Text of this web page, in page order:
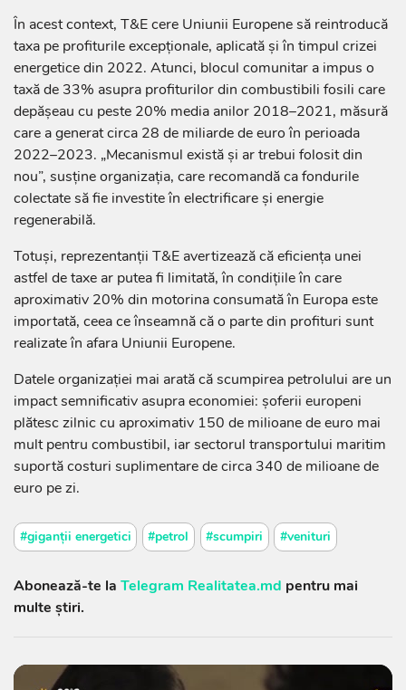
În acest context, T&E cere Uniunii Europene să reintroducă
taxa pe profiturile excepționale, aplicată și în timpul crizei
energetice din 2022. Atunci, blocul comunitar a impus o
taxă de 33% asupra profiturilor din combustibili fosili care
depășeau cu peste 20% media anilor 2018–2021, măsură
care a generat circa 28 de miliarde de euro în perioada
2022–2023. „Mecanismul există și ar trebui folosit din
nou”, susține organizația, care recomandă ca fondurile
colectate să fie investite în electrificare și energie
regenerabilă.
Totuși, reprezentanții T&E avertizează că eficiența unei
astfel de taxe ar putea fi limitată, în condițiile în care
aproximativ 20% din motorina consumată în Europa este
importată, ceea ce înseamnă că o parte din profituri sunt
realizate în afara Uniunii Europene.
Datele organizației mai arată că scumpirea petrolului are un
impact semnificativ asupra economiei: șoferii europeni
plătesc zilnic cu aproximativ 150 de milioane de euro mai
mult pentru combustibil, iar sectorul transportului maritim
suportă costuri suplimentare de circa 340 de milioane de
euro pe zi.
#giganții energetici #petrol #scumpiri #venituri
Abonează-te la Telegram Realitatea.md pentru mai
multe știri.